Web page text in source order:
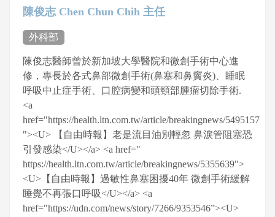
陳俊志 Chen Chun Chih 主任
外科部
陳俊志醫師曾於新加坡大學醫院和微創手術中心進
修，專長於各式鼻部微創手術(鼻塞和鼻竇炎)、睡眠
呼吸中止症手術、口腔病變和頭頸部腫瘤切除手術.
<a
href="https://health.ltn.com.tw/article/breakingnews/5495157
"><U> 【自由時報】老是流目油別輕忽 鼻淚管阻塞恐
引發感染</U></a> <a href="
https://health.ltn.com.tw/article/breakingnews/5355639">
<U>【自由時報】過敏性鼻塞困擾40年 微創手術緩解
睡覺不再張口呼吸</U></a> <a
href="https://udn.com/news/story/7266/9353546”><U>